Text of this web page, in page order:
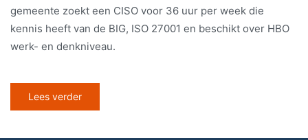
gemeente zoekt een CISO voor 36 uur per week die
kennis heeft van de BIG, ISO 27001 en beschikt over HBO
werk- en denkniveau.
Lees verder